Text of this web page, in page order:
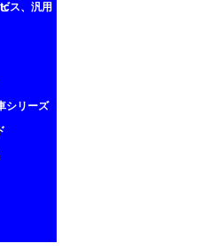
ス、汎用
シリーズ